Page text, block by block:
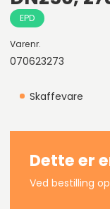
EPD
Varenr.
070623273
Skaffevare
Dette er
Ved bestilling